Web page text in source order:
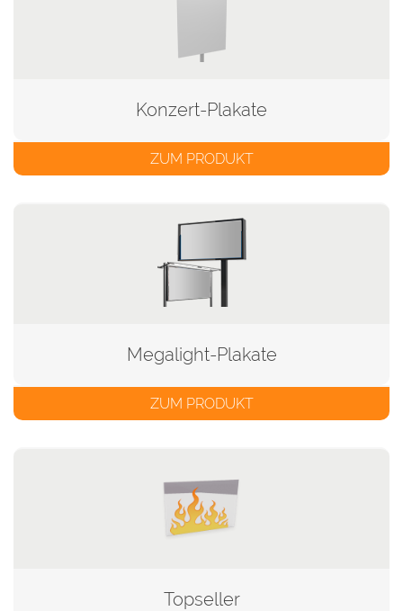
Konzert-Plakate
ZUM PRODUKT
Megalight-Plakate
ZUM PRODUKT
Topseller